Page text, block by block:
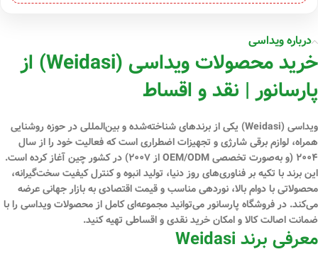
درباره ویداسی
خرید محصولات ویداسی (Weidasi) از
پارسانور | نقد و اقساط
ویداسی (Weidasi) یکی از برندهای شناخته‌شده و بین‌المللی در حوزهروشنایی
همراه، لوازم برقی شارژی و تجهیزات اضطراریاست که فعالیت خود را از سال
۲۰۰۴ (و به‌صورت تخصصی OEM/ODM از ۲۰۰۷) در کشور چین آغاز کرده است.
این برند با تکیه بر فناوری‌های روز دنیا، تولید انبوه و کنترل کیفیت سخت‌گیرانه،
محصولاتی بادوام بالا، نوردهی مناسب و قیمت اقتصادیبه بازار جهانی عرضه
می‌کند. در فروشگاه پارسانورمی‌توانید مجموعه‌ای کامل از محصولات ویداسی را با
ضمانت اصالت کالاو امکانخرید نقدی و اقساطی تهیه کنید.
معرفی برند Weidasi